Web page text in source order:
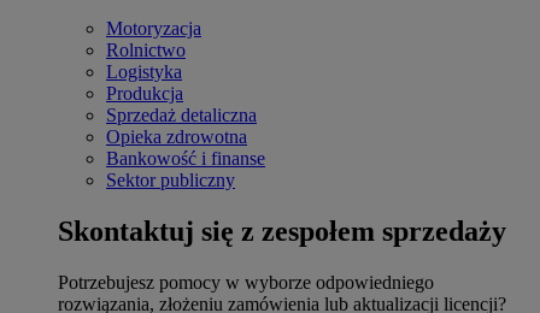
Motoryzacja
Rolnictwo
Logistyka
Produkcja
Sprzedaż detaliczna
Opieka zdrowotna
Bankowość i finanse
Sektor publiczny
Skontaktuj się z zespołem sprzedaży
Potrzebujesz pomocy w wyborze odpowiedniego
rozwiązania, złożeniu zamówienia lub aktualizacji licencji?